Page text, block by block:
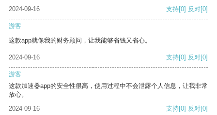
2024-09-16
支持[0] 反对[0]
游客
这款app就像我的财务顾问，让我能够省钱又省心。
2024-09-16 支持[0] 反对[0]
游客
这款加速器app的安全性很高，使用过程中不会泄露个人信息，让我非常
放心。
2024-09-16
支持[0] 反对[0]